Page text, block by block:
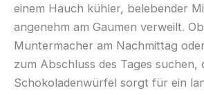
einem Hauch kühler, belebender
angenehm am Gaumen verweilt.
Muntermacher am Nachmittag
zum Abschluss des Tages suchen,
Schokoladenwürfel sorgt für ein